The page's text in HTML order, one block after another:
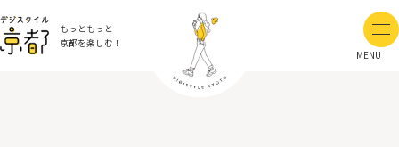
もっともっと
京都を楽しむ！
MENU